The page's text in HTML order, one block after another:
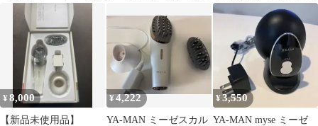
サージャー
ティブプラス MS-82G
¥8,000
【新品未使用品】
¥4,222
YA-MAN ミーゼスカル
¥3,550
YA-MAN myse ミーゼ